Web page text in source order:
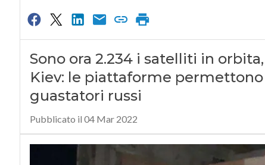
Sono ora 2.234 i satelliti in
Kiev: le piattaforme
guastatori russi
Pubblicato il 04 Mar 2022